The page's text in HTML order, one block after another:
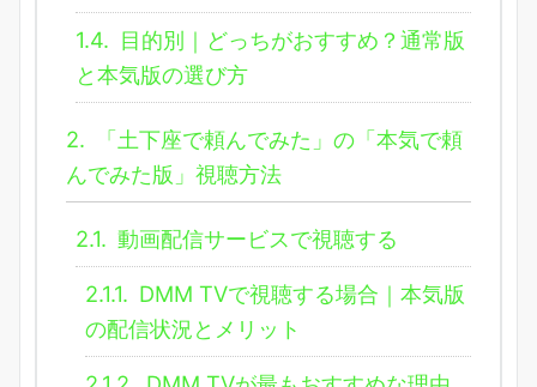
1.4. 目的別｜どっちがおすすめ？通常版
と本気版の選び方
2.
「土下座で頼んでみた」の「本気で頼
んでみた版」視聴方法
2.1. 動画配信サービスで視聴する
2.1.1. DMM TVで視聴する場合｜本気版
の配信状況とメリット